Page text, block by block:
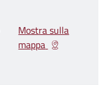
Mostra sulla
mappa